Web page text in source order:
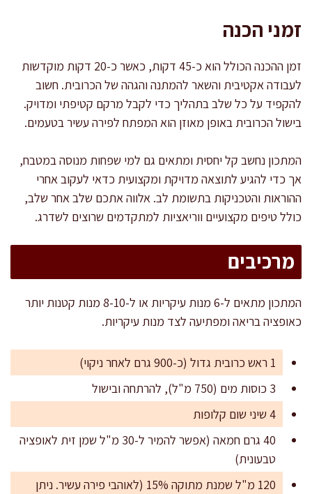
זמני הכנה
זמן ההכנה הכולל הוא כ-45 דקות, כאשר כ-20 דקות מוקדשות
לעבודה אקטיבית והשאר להמתנה והגהה של הכרובית. חשוב
להקפיד על כל שלב בתהליך כדי לקבל מרקם קטיפתי ומדויק.
בישול הכרובית באופן מאוזן הוא המפתח לפירה עשיר בטעמים.
המתכון נחשב קל יחסית ומתאים גם למי שפחות מנוסה במטבח,
אך כדי להגיע לתוצאה מדויקת ומקצועית כדאי לעקוב אחרי
ההוראות והטכניקות בתשומת לב. אלווה אתכם שלב אחר שלב,
כולל טיפים מקצועיים ווריאציות למתקדמים שרוצים לשדרג.
מרכיבים
המתכון מתאים ל-6 מנות עיקריות או ל-8-10 מנות קטנות יותר
כאופציה בריאה ומפתיעה לצד מנות עיקריות.
1 ראש כרובית גדול (כ-900 גרם לאחר ניקוי)
3 כוסות מים (750 מ"ל), להרתחה ובישול
4 שיני שום קלופות
40 גרם חמאה (אפשר להמיר ל-30 מ"ל שמן זית לאופציה
טבעונית)
120 מ"ל שמנת מתוקה 15% (לאוהבי פירה עשיר. ניתן